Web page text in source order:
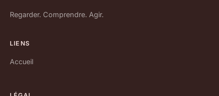
Regarder. Comprendre. Agir.
LIENS
Accueil